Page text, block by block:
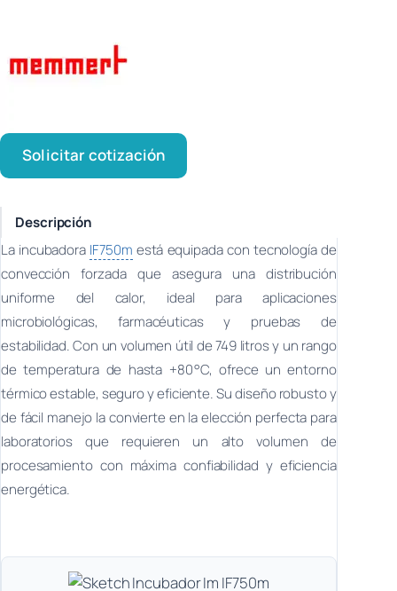
Solicitar cotización
Descripción
La incubadora IF750m está equipada con tecnología de
convección forzada que asegura una distribución
uniforme del calor, ideal para aplicaciones
microbiológicas, farmacéuticas y pruebas de
estabilidad. Con un volumen útil de 749 litros y un rango
de temperatura de hasta +80 °C, ofrece un entorno
térmico estable, seguro y eficiente. Su diseño robusto y
de fácil manejo la convierte en la elección perfecta para
laboratorios que requieren un alto volumen de
procesamiento con máxima confiabilidad y eficiencia
energética.